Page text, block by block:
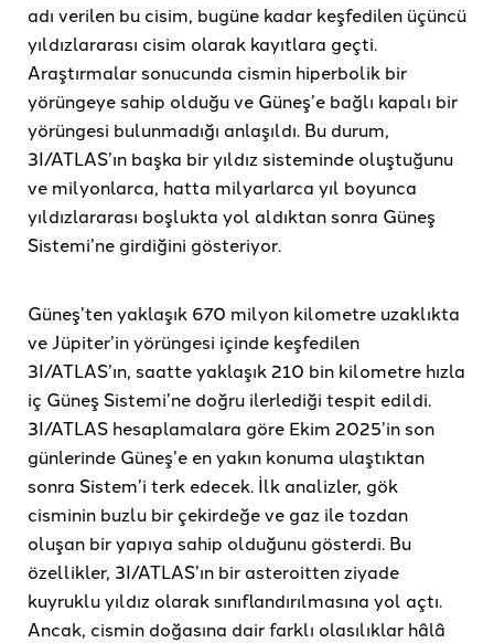
adı verilen bu cisim, bugüne kadar keşfedilen üçüncü
yıldızlararası cisim olarak kayıtlara geçti.
Araştırmalar sonucunda cismin hiperbolik bir
yörüngeye sahip olduğu ve Güneş’e bağlı kapalı bir
yörüngesi bulunmadığı anlaşıldı. Bu durum,
3I/ATLAS’ın başka bir yıldız sisteminde oluştuğunu
ve milyonlarca, hatta milyarlarca yıl boyunca
yıldızlararası boşlukta yol aldıktan sonra Güneş
Sistemi’ne girdiğini gösteriyor.
Güneş’ten yaklaşık 670 milyon kilometre uzaklıkta
ve Jüpiter’in yörüngesi içinde keşfedilen
3I/ATLAS’ın, saatte yaklaşık 210 bin kilometre hızla
iç Güneş Sistemi’ne doğru ilerlediği tespit edildi.
3I/ATLAS hesaplamalara göre Ekim 2025’in son
günlerinde Güneş’e en yakın konuma ulaştıktan
sonra Sistem’i terk edecek. İlk analizler, gök
cisminin buzlu bir çekirdeğe ve gaz ile tozdan
oluşan bir yapıya sahip olduğunu gösterdi. Bu
özellikler, 3I/ATLAS’ın bir asteroitten ziyade
kuyruklu yıldız olarak sınıflandırılmasına yol açtı.
Ancak, cismin doğasına dair farklı olasılıklar hâlâ